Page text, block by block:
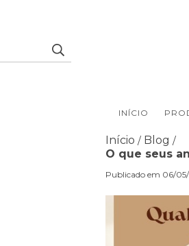
INÍCIO
Início / Blog /
O que seus
Publicado em 06/